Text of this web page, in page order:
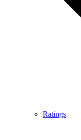
Ratings